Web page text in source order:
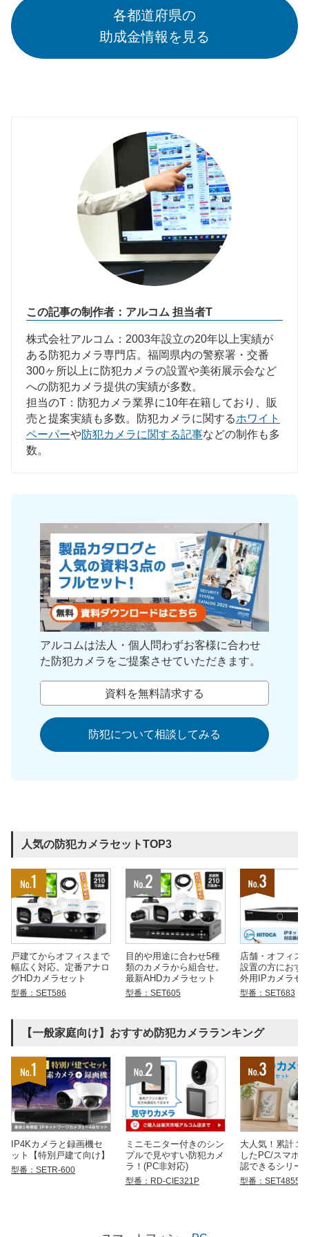
各都道府県の
助成金情報を見る
この記事の制作者：アルコム 担当者T
株式会社アルコム：2003年設立の20年以上実績が
ある防犯カメラ専門店。福岡県内の警察署・交番
300ヶ所以上に防犯カメラの設置や美術展示会など
への防犯カメラ提供の実績が多数。
担当のT：防犯カメラ業界に10年在籍しており、販
売と提案実績も多数。防犯カメラに関するホワイト
ペーパーや防犯カメラに関する記事などの制作も多
数。
アルコムは法人・個人問わずお客様に合わせ
た防犯カメラをご提案させていただきます。
資料を無料請求する
防犯について相談してみる
人気の防犯カメラセットTOP3
戸建てからオフィスまで
幅広く対応。定番アナロ
グHDカメラセット
型番：SET586
目的や用途に合わせ5種
類のカメラから組合せ。
最新AHDカメラセット
型番：SET605
店舗・オフィス
設置の方におす
外用IPカメラセ
型番：SET683
【一般家庭向け】おすすめ防犯カメラランキング
IP4Kカメラと録画機セ
ット【特別戸建て向け】
型番：SETR-600
ミニモニター付きのシン
プルで見やすい防犯カメ
ラ！(PC非対応)
型番：RD-CIE321P
大人気！累計１
したPC/スマホ
認できるシリー
型番：SET4855